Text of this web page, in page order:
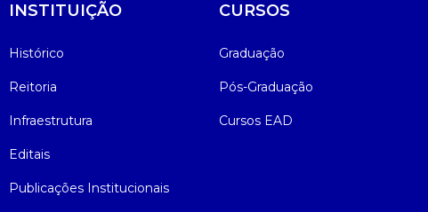
INSTITUIÇÃO
Histórico
Reitoria
Infraestrutura
Editais
Publicações Institucionais
CURSOS
Graduação
Pós-Graduação
Cursos EAD
Sapien
Simulado Preparatório
WhatsApp Campo Real